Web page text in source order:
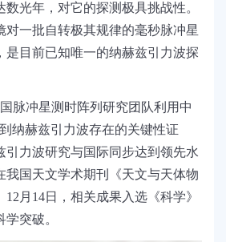
光年，对它的探测极具挑战性。
对一批自转极其规律的毫秒脉冲星
是目前已知唯一的纳赫兹引力波探
脉冲星测时阵列研究团队利用中
纳赫兹引力波存在的关键性证
引力波研究与国际同步达到领先水
我国天文学术期刊《天文与天体物
月14日，相关成果入选《科学》
突破。